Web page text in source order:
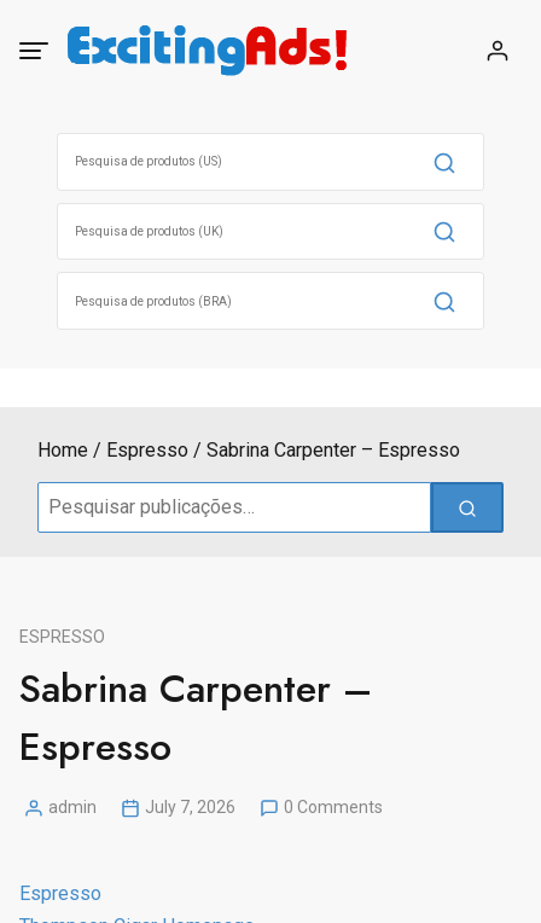
Home Espresso
Sabrina Carpenter – Espresso
Search
ESPRESSO
Sabrina Carpenter –
Espresso
Posted
admin July 7, 2026 0 Comments
Espresso